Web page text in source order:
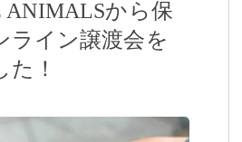
ANIMALSから保
ライン譲渡会を
た！